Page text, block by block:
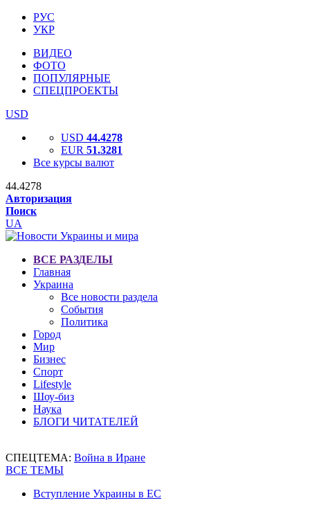
РУС
УКР
ВИДЕО
ФОТО
ПОПУЛЯРНЫЕ
СПЕЦПРОЕКТЫ
USD
USD 44.4278
EUR 51.3281
Все курсы валют
44.4278
Авторизация
Поиск
UA
ВСЕ РАЗДЕЛЫ
Главная
Украина
Все новости раздела
События
Политика
Город
Мир
Бизнес
Спорт
Lifestyle
Шоу-биз
Наука
БЛОГИ ЧИТАТЕЛЕЙ
СПЕЦТЕМА: Война в Иране
ВСЕ ТЕМЫ
Вступление Украины в ЕС